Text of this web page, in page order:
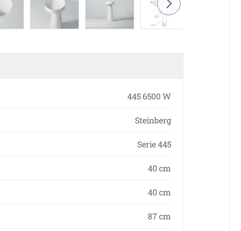
445 6500 W
Steinberg
Serie 445
40 cm
40 cm
87 cm